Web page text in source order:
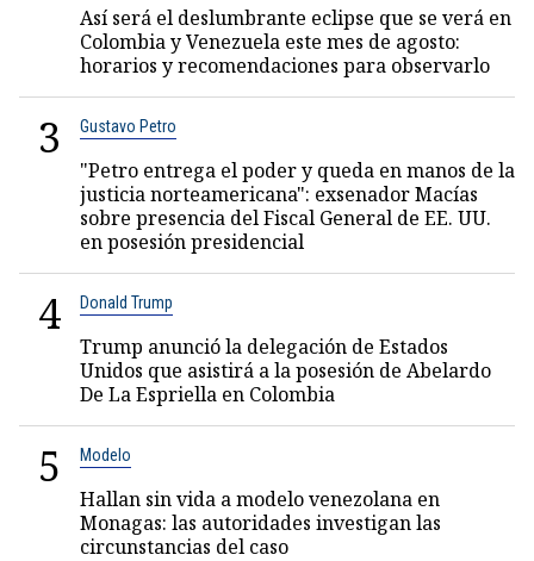
Así será el deslumbrante eclipse que se verá en
Colombia y Venezuela este mes de agosto:
horarios y recomendaciones para observarlo
3 Gustavo Petro
"Petro entrega el poder y queda en manos de la
justicia norteamericana": exsenador Macías
sobre presencia del Fiscal General de EE. UU.
en posesión presidencial
4 Donald Trump
Trump anunció la delegación de Estados
Unidos que asistirá a la posesión de Abelardo
De La Espriella en Colombia
5 Modelo
Hallan sin vida a modelo venezolana en
Monagas: las autoridades investigan las
circunstancias del caso